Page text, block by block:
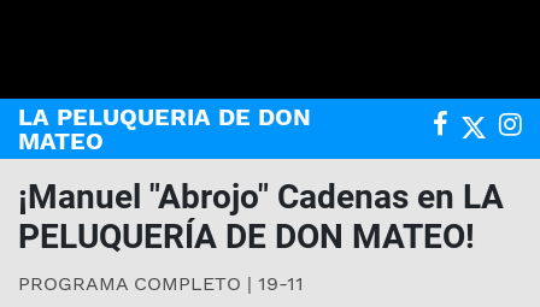
LA PELUQUERIA DE DON
MATEO
¡Manuel "Abrojo" Cadenas en LA
PELUQUERÍA DE DON MATEO!
PROGRAMA COMPLETO | 19-11